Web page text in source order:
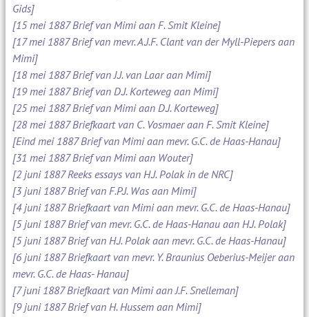
Gids]
[15 mei 1887 Brief van Mimi aan F. Smit Kleine]
[17 mei 1887 Brief van mevr. A.J.F. Clant van der Myll-Piepers aan
Mimi]
[18 mei 1887 Brief van J.J. van Laar aan Mimi]
[19 mei 1887 Brief van D.J. Korteweg aan Mimi]
[25 mei 1887 Brief van Mimi aan D.J. Korteweg]
[28 mei 1887 Briefkaart van C. Vosmaer aan F. Smit Kleine]
[Eind mei 1887 Brief van Mimi aan mevr. G.C. de Haas-Hanau]
[31 mei 1887 Brief van Mimi aan Wouter]
[2 juni 1887 Reeks essays van H.J. Polak in de NRC]
[3 juni 1887 Brief van F.P.J. Was aan Mimi]
[4 juni 1887 Briefkaart van Mimi aan mevr. G.C. de Haas-Hanau]
[5 juni 1887 Brief van mevr. G.C. de Haas-Hanau aan H.J. Polak]
[5 juni 1887 Brief van H.J. Polak aan mevr. G.C. de Haas-Hanau]
[6 juni 1887 Briefkaart van mevr. Y. Braunius Oeberius-Meijer aan
mevr. G.C. de Haas- Hanau]
[7 juni 1887 Briefkaart van Mimi aan J.F. Snelleman]
[9 juni 1887 Brief van H. Hussem aan Mimi]